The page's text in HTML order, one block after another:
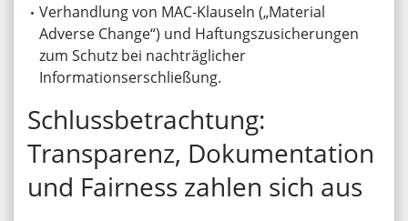
Verhandlung von MAC-Klauseln („Material
Adverse Change“) und Haftungszusicherungen
zum Schutz bei nachträglicher
Informationserschließung.
Schlussbetrachtung:
Transparenz, Dokumentation
und Fairness zahlen sich aus